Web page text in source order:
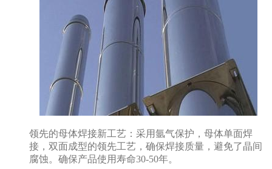
领先的母体焊接新工艺：采用氩气保护，母体单面焊
接，双面成型的领先工艺，确保焊接质量，避免了晶间
腐蚀。确保产品使用寿命30-50年。